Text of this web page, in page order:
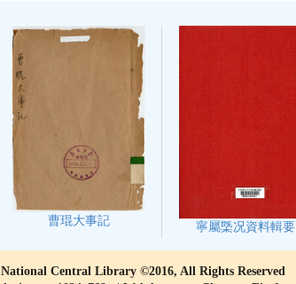
曹琨大事記 寧屬㮣况資料輯要
National Central Library ©2016, All Rights Reserved